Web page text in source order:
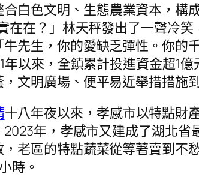
合白色文明、生態農業資本，構
在在？」林天秤發出了一聲冷
先生，你的愛缺乏彈性。你的
年以來，全鎮累計投進資金超1
文明廣場、便平易近舉措措施
十八年夜以來，孝感市以特點財
年，孝感市又建成了湖北省
，老區的特點蔬菜從等著賣到不
時。